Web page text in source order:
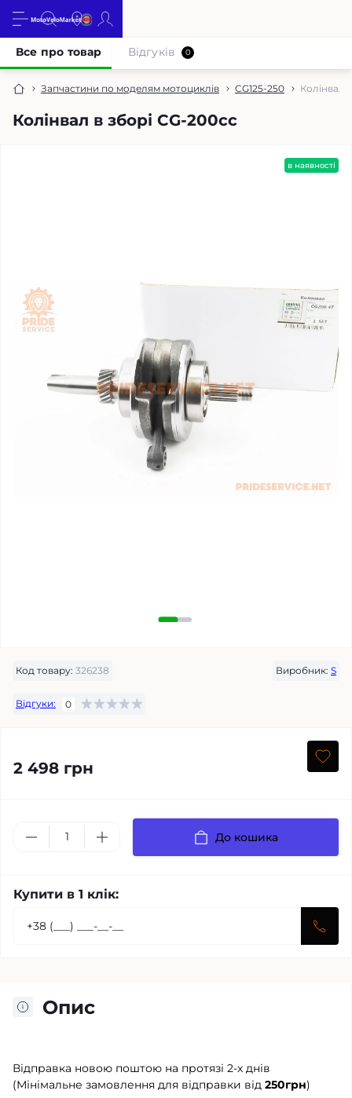
Запчастини по моделям мотоциклів CG125-250 Колінвал
Колінвал в зборі CG-200cc
Все про товар Відгуків 0
в наявності
Код товару: 326238 Виробник: S
Відгуки: 0
2 498 грн
До кошика
Купити в 1 клік:
Опис
Відправка новою поштою на протязі 2-х днів
(Мінімальне замовлення для відправки від 250грн)